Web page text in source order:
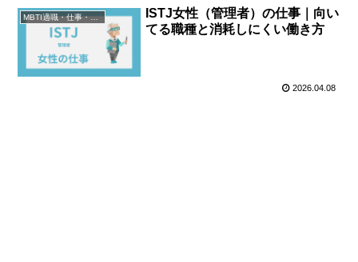
MBTI適職・仕事・資格
ISTJ女性（管理者）の仕事｜向い
てる職種と消耗しにくい働き方
2026.04.08